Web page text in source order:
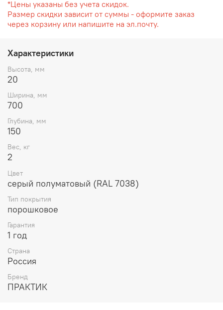
*Цены указаны без учета скидок.
Размер скидки зависит от суммы - оформите заказ
через корзину или напишите на эл.почту.
Характеристики
Высота, мм
20
Ширина, мм
700
Глубина, мм
150
Вес, кг
2
Цвет
серый полуматовый (RAL 7038)
Тип покрытия
порошковое
Гарантия
1 год
Страна
Россия
Бренд
ПРАКТИК